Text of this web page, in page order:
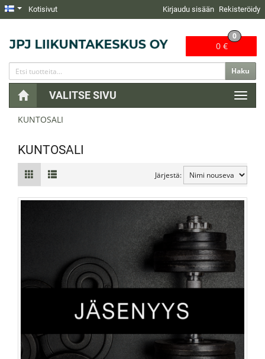
Kotisivut Kirjaudu sisään Rekisteröidy
0 €
0
Haku
VALITSE SIVU
KUNTOSALI
KUNTOSALI
Järjestä: